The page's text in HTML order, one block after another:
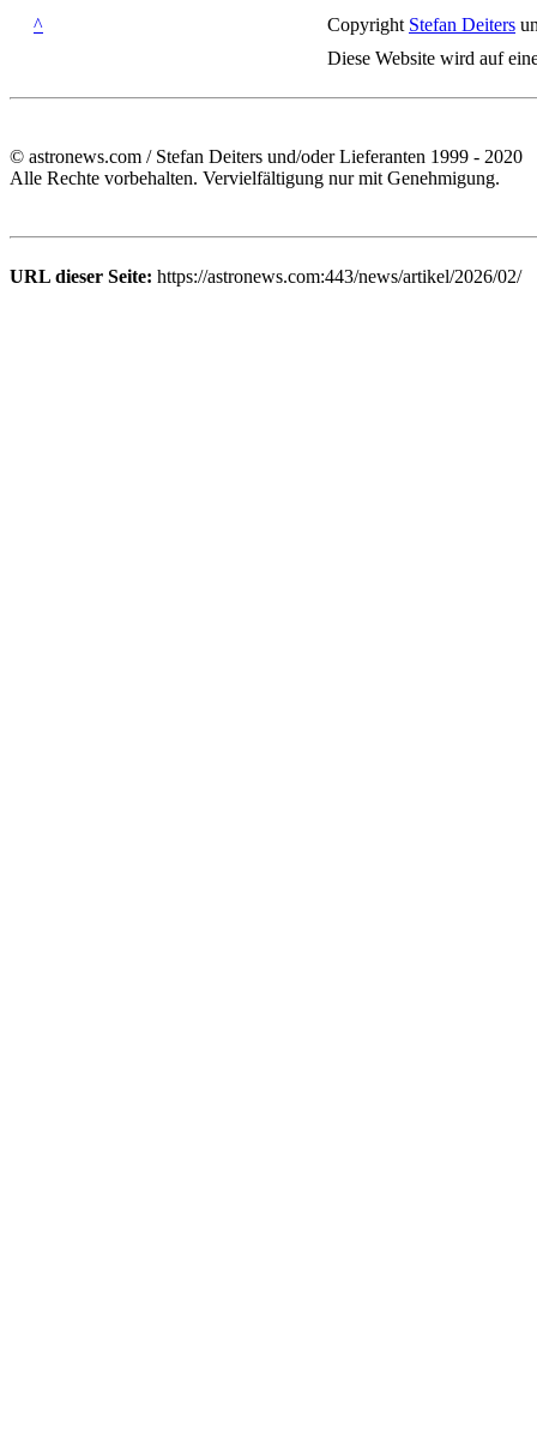
^ Copyright Stefan Deiters
Diese Website wird auf
© astronews.com / Stefan Deiters und/oder Lieferanten 1999 - 2020
Alle Rechte vorbehalten. Vervielfältigung nur mit Genehmigung.
URL dieser Seite: https://astronews.com:443/news/artikel/2026/02/